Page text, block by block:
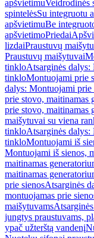
apšvietimuVeidrodinės
spintelėsSu integruotu
apšvietimuBe
apšvietimoPriedai
lizdaiPraustuvų
Praustuvų maišytuvai
tinkloAtsarginės
tinkloMontuojami prie
dalys: Montuojami prie
prie stovo, maitinamas
prie stovo, maitinamas
maišytuvai su viena
tinkloAtsarginės
tinkloMontuojami iš
Montuojami iš sienos,
maitinamas
maitinamas
prie sienosAtsarginės
montuojamas prie
maišytuvams
jungtys praustuvams,
ypač užterštą vandenį